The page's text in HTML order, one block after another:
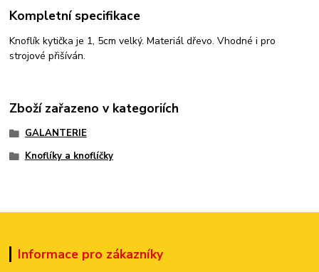
Kompletní specifikace
Knoflík kytička je 1, 5cm velký. Materiál dřevo. Vhodné i pro
strojové přišíván.
Zboží zařazeno v kategoriích
GALANTERIE
Knoflíky a knoflíčky
Informace pro zákazníky